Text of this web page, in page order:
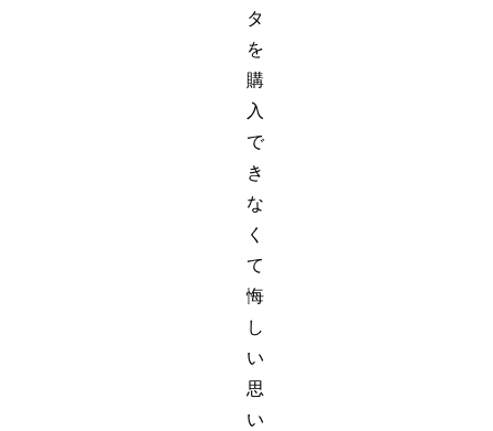
タ
を
購
入
で
き
な
く
て
悔
し
い
思
い